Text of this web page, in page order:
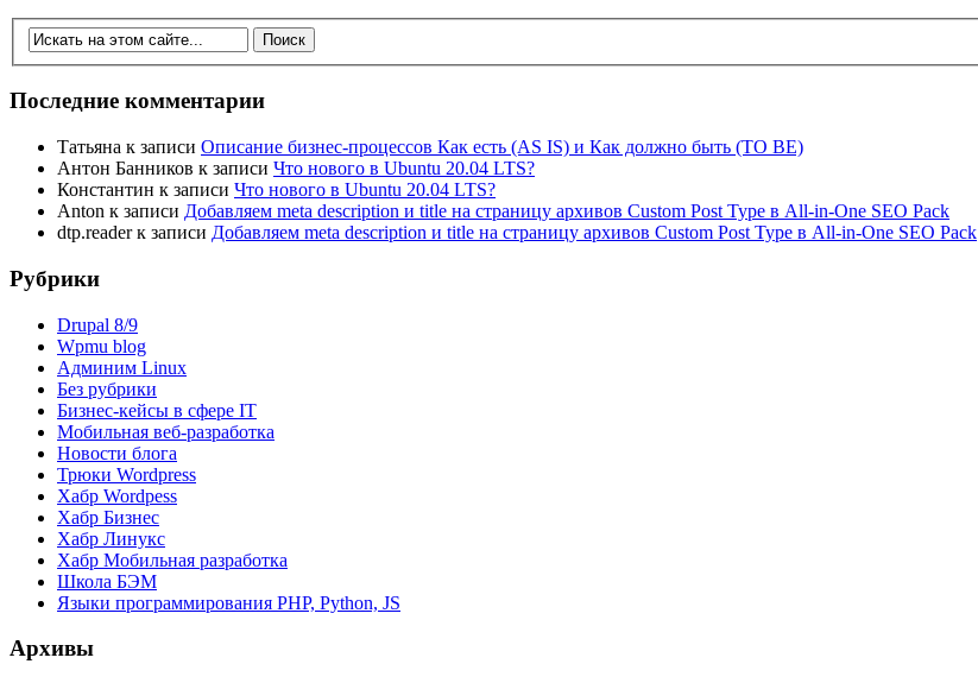
Последние комментарии
Татьяна к записи Описание бизнес-процессов Как есть (AS IS) и Как должно быть (TO BE)
Антон Банников к записи Что нового в Ubuntu 20.04 LTS?
Константин к записи Что нового в Ubuntu 20.04 LTS?
Anton к записи Добавляем meta description и title на страницу архивов Custom Post Type в All-in-One SEO Pack
dtp.readerк записи Добавляем meta description и title на страницу архивов Custom Post Type в All-in-One SEO Pack
Рубрики
Drupal 8/9
Wpmu blog
Админим Linux
Без рубрики
Бизнес-кейсы в сфере IT
Мобильная веб-разработка
Новости блога
Трюки Wordpress
Хабр Wordpess
Хабр Бизнес
Хабр Линукс
Хабр Мобильная разработка
Школа БЭМ
Языки программирования PHP, Python, JS
Архивы